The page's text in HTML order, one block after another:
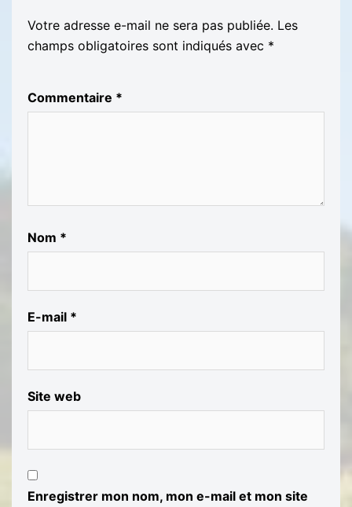
Votre adresse e-mail ne sera pas publiée. Les
champs obligatoires sont indiqués avec *
Commentaire *
Nom *
E-mail *
Site web
Enregistrer mon nom, mon e-mail et mon site